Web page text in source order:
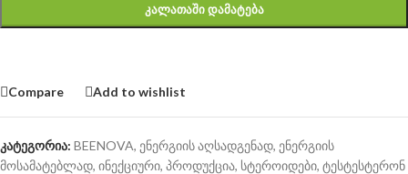
ᲙᲐᲚᲐᲗᲐᲨᲘ ᲓᲐᲛᲐᲢᲔᲑᲐ
Compare Add to wishlist
კატეგორია: BEENOVA, ენერგიის აღსადგენად, ენერგიის
მოსამატებლად, ინექციური, პროდუქცია, სტეროიდები, ტესტესტერონ